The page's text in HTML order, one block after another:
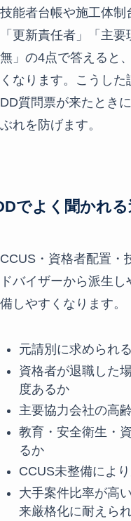
技能者台帳や施工体制
「更新責任者」「主
無」の4点で答えると
くなります。こうした
DD質問票が来たとき
ぶれを防げます。
でよく聞かれる
CCUS・資格者配置・
ドバイザーから派生
備しやすくなります。
元請別に求められ
資格者が退職した
度あるか
主要協力会社の高
教育・安全衛生・
るか
CCUS未整備によ
大手案件比率が高
来厳格化に耐えら